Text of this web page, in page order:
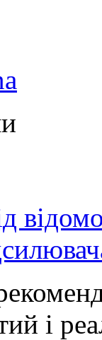
і